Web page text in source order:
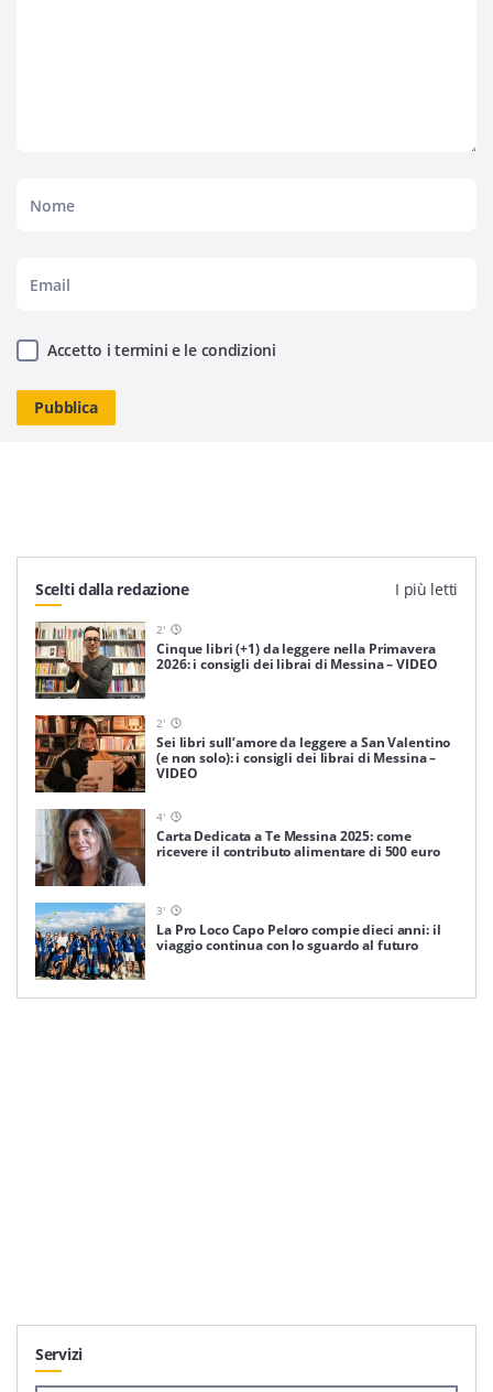
Accetto i termini e le condizioni
Scelti dalla redazione I più letti
2'
Cinque libri (+1) da leggere nella Primavera
2026: i consigli dei librai di Messina – VIDEO
2'
Sei libri sull’amore da leggere a San Valentino
(e non solo): i consigli dei librai di Messina –
VIDEO
4'
Carta Dedicata a Te Messina 2025: come
ricevere il contributo alimentare di 500 euro
3'
La Pro Loco Capo Peloro compie dieci anni: il
viaggio continua con lo sguardo al futuro
Servizi